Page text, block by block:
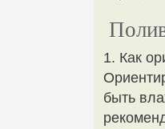
1. Как
быть